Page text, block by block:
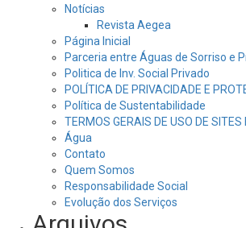
Notícias
Revista Aegea
Página Inicial
Parceria entre Águas de Sorriso e
Politica de Inv. Social Privado
POLÍTICA DE PRIVACIDADE E
Política de Sustentabilidade
TERMOS GERAIS DE USO DE
Água
Contato
Quem Somos
Responsabilidade Social
Evolução dos Serviços